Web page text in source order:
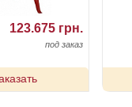
123.675 грн.
под заказ